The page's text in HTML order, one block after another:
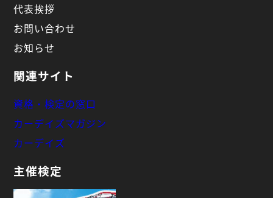
代表挨拶
お問い合わせ
お知らせ
関連サイト
資格・検定の窓口
カーデイズマガジン
カーデイズ
主催検定